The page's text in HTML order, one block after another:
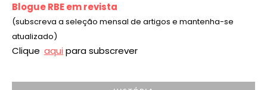
Blogue RBE em revista
(subscreva a seleção mensal de artigos e mantenha-se
atualizado)
Clique aqui para subscrever